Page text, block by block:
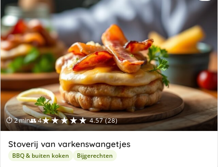
⏱ 2 min👥 4★★★★★ 4.57 (28)
Stoverij van varkenswangetjes
BBQ & buiten koken Bijgerechten